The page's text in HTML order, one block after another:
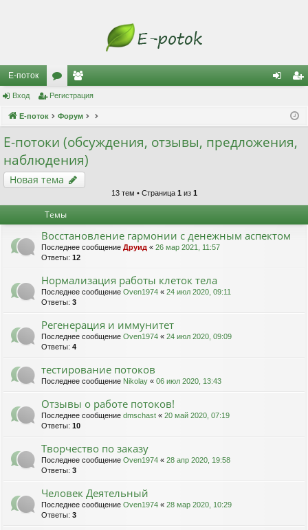
Е-поток
ор
ум
ол
ьз
ов
ат
ел
ис
Вход Регистрация
Е-поток Форум
Е-потоки (обсуждения, отзывы, предложения,
наблюдения)
Новая тема
13 тем • Страница 1 из 1
Темы
Восстановление гармонии с денежным аспектом
Последнее сообщение Друид « 26 мар 2021, 11:57
Ответы: 12
Нормализация работы клеток тела
Последнее сообщение Oven1974 « 24 июл 2020, 09:11
Ответы: 3
Регенерация и иммунитет
Последнее сообщение Oven1974 « 24 июл 2020, 09:09
Ответы: 4
тестирование потоков
Последнее сообщение Nikolay « 06 июл 2020, 13:43
Отзывы о работе потоков!
Последнее сообщение dmschast « 20 май 2020, 07:19
Ответы: 10
Творчество по заказу
Последнее сообщение Oven1974 « 28 апр 2020, 19:58
Ответы: 3
Человек Деятельный
Последнее сообщение Oven1974 « 28 мар 2020, 10:29
Ответы: 3